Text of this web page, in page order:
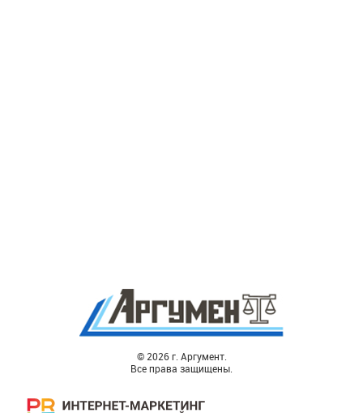
© 2026 г. Аргумент.
Все права защищены.